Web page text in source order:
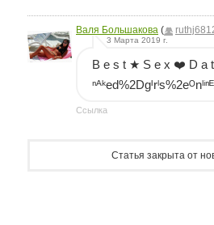
Валя Большакова (
3 Марта 2019 г.
B e s t ★ S e x ❤️ D a
Ссылка
Статья закрыта от